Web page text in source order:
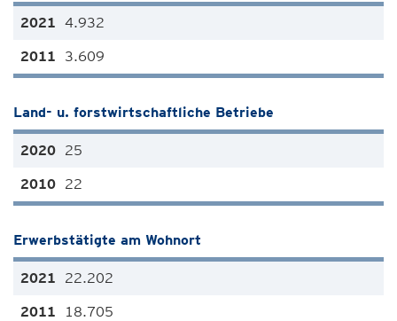
4.932
3.609
Land- u. forstwirtschaftliche Betriebe
25
22
Erwerbstätigte am Wohnort
22.202
18.705